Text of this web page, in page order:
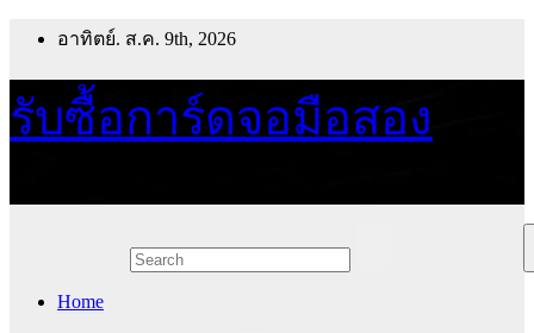
อาทิตย์. ส.ค. 9th, 2026
รับซื้อการ์ดจอมือสอง
Home